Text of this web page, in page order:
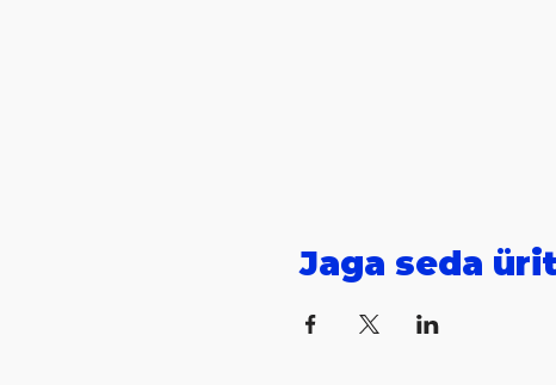
Jaga seda